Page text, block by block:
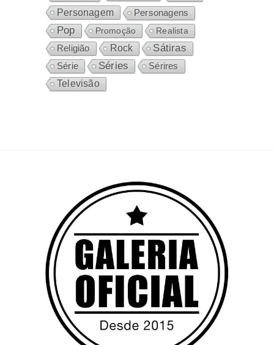
Personagem Personagens
Pop Promoção
Realista
Religião
Rock Sátiras
Série Séries
Sérires
Televisão